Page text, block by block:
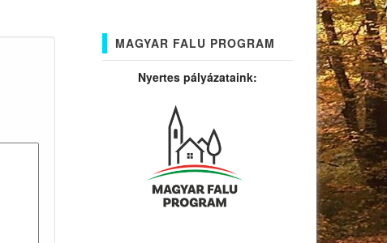
MAGYAR FALU PROGRAM
Nyertes pályázataink: